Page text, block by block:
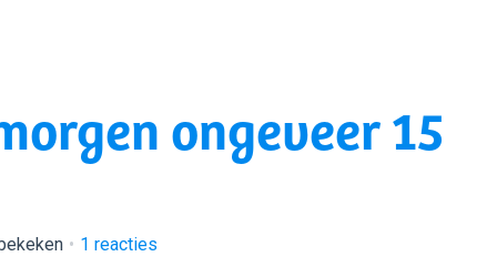
ongeveer 15
1 reacties